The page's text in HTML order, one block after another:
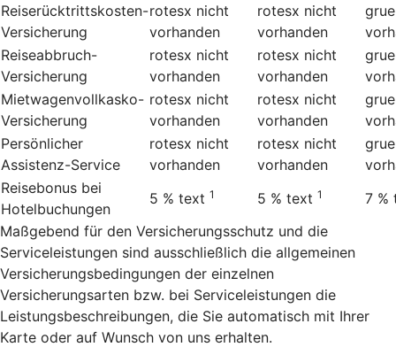
Reiserücktrittskosten-
Versicherung
rotesx nicht
vorhanden
rotesx nicht
vorhanden
Reiseabbruch-
Versicherung
rotesx nicht
vorhanden
rotesx nicht
vorhanden
Mietwagenvollkasko-
Versicherung
rotesx nicht
vorhanden
rotesx nicht
vorhanden
Persönlicher
Assistenz-Service
rotesx nicht
vorhanden
rotesx nicht
vorhanden
Reisebonus bei
Hotelbuchungen
5 % text 1 5 % text 1 7 %
Maßgebend für den Versicherungsschutz und die
Serviceleistungen sind ausschließlich die allgemeinen
Versicherungsbedingungen der einzelnen
Versicherungsarten bzw. bei Serviceleistungen die
Leistungsbeschreibungen, die Sie automatisch mit Ihrer
Karte oder auf Wunsch von uns erhalten.